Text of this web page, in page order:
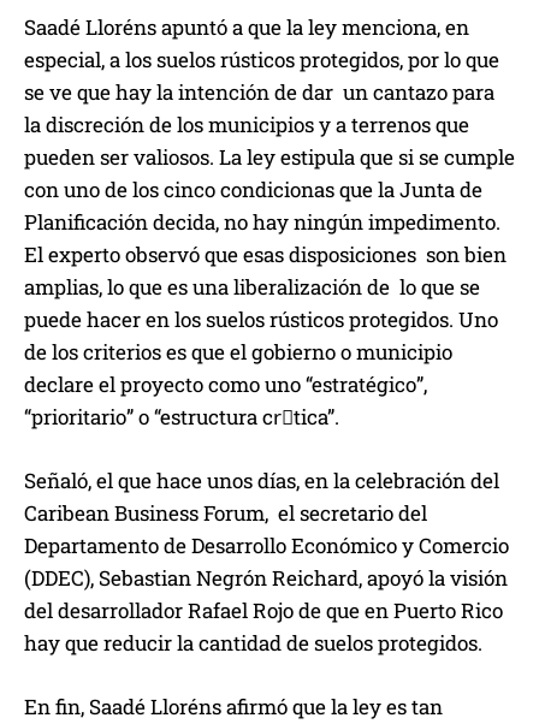
Saadé Lloréns apuntó a que la ley menciona, en
especial, a los suelos rústicos protegidos, por lo que
se ve que hay la intención de dar un cantazo para
la discreción de los municipios y a terrenos que
pueden ser valiosos. La ley estipula que si se cumple
con uno de los cinco condicionas que la Junta de
Planificación decida, no hay ningún impedimento.
El experto observó que esas disposiciones son bien
amplias, lo que es una liberalización de lo que se
puede hacer en los suelos rústicos protegidos. Uno
de los criterios es que el gobierno o municipio
declare el proyecto como uno “estratégico”,
“prioritario” o “estructura crٌtica”.
Señaló, el que hace unos días, en la celebración del
Caribean Business Forum, el secretario del
Departamento de Desarrollo Económico y Comercio
(DDEC), Sebastian Negrón Reichard, apoyó la visión
del desarrollador Rafael Rojo de que en Puerto Rico
hay que reducir la cantidad de suelos protegidos.
En fin, Saadé Lloréns afirmó que la ley es tan